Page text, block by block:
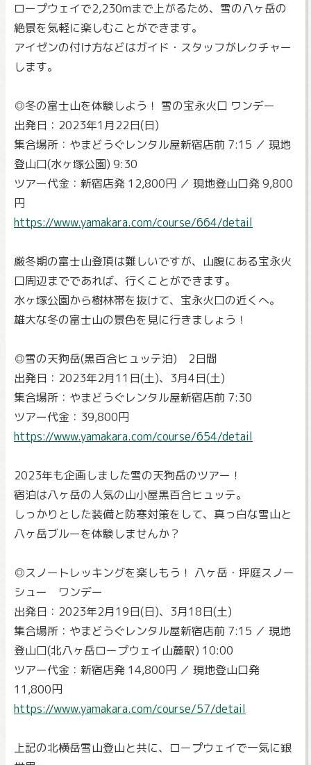
ロープウェイで2,230mまで上がるため、雪の八ヶ岳の
絶景を気軽に楽しむことができます。
アイゼンの付け方などはガイド・スタッフがレクチャー
します。
◎冬の富士山を体験しよう！ 雪の宝永火口 ワンデー
出発日：2023年1月22日(日)
集合場所：やまどうぐレンタル屋新宿店前 7:15 ／ 現地
登山口(水ヶ塚公園) 9:30
ツアー代金：新宿店発 12,800円 ／ 現地登山口発 9,800
円
https://www.yamakara.com/course/664/detail
厳冬期の富士山登頂は難しいですが、山腹にある宝永火
口周辺までであれば、行くことができます。
水ヶ塚公園から樹林帯を抜けて、宝永火口の近くへ。
雄大な冬の富士山の景色を見に行きましょう！
◎雪の天狗岳(黒百合ヒュッテ泊) 2日間
出発日：2023年2月11日(土)、3月4日(土)
集合場所：やまどうぐレンタル屋新宿店前 7:30
ツアー代金：39,800円
https://www.yamakara.com/course/654/detail
2023年も企画しました雪の天狗岳のツアー！
宿泊は八ヶ岳の人気の山小屋黒百合ヒュッテ。
しっかりとした装備と防寒対策をして、真っ白な雪山と
八ヶ岳ブルーを体験しませんか？
◎スノートレッキングを楽しもう！ 八ヶ岳・坪庭スノー
シュー ワンデー
出発日：2023年2月19日(日)、3月18日(土)
集合場所：やまどうぐレンタル屋新宿店前 7:15 ／ 現地
登山口(北八ヶ岳ロープウェイ山麓駅) 10:00
ツアー代金：新宿店発 14,800円 ／ 現地登山口発
11,800円
https://www.yamakara.com/course/57/detail
上記の北横岳雪山登山と共に、ロープウェイで一気に銀